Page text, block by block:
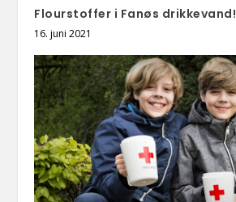
Flourstoffer i Fanøs drikkevand!
16. juni 2021